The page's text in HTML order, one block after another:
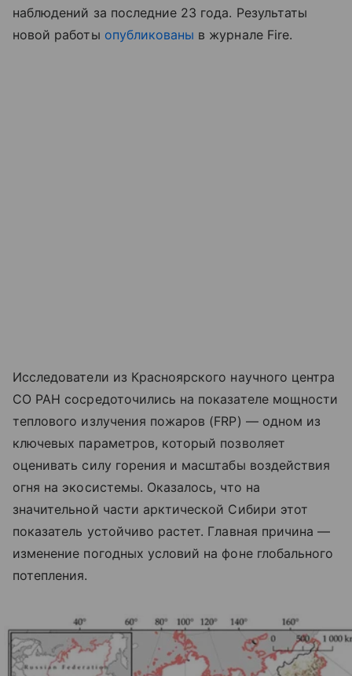
наблюдений за последние 23 года. Результаты
новой работы опубликованы в журнале Fire.
Исследователи из Красноярского научного центра
СО РАН сосредоточились на показателе мощности
теплового излучения пожаров (FRP) — одном из
ключевых параметров, который позволяет
оценивать силу горения и масштабы воздействия
огня на экосистемы. Оказалось, что на
значительной части арктической Сибири этот
показатель устойчиво растет. Главная причина —
изменение погодных условий на фоне глобального
потепления.